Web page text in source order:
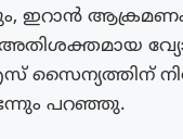
ഇറാൻ
അതിശക്തമായ
പറഞ്ഞു.